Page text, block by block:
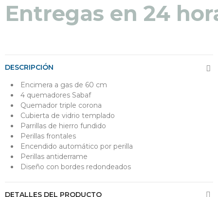
Entregas en 24
DESCRIPCIÓN
Encimera a gas de 60 cm
4 quemadores Sabaf
Quemador triple corona
Cubierta de vidrio templado
Parrillas de hierro fundido
Perillas frontales
Encendido automático por perilla
Perillas antiderrame
Diseño con bordes redondeados
DETALLES DEL PRODUCTO